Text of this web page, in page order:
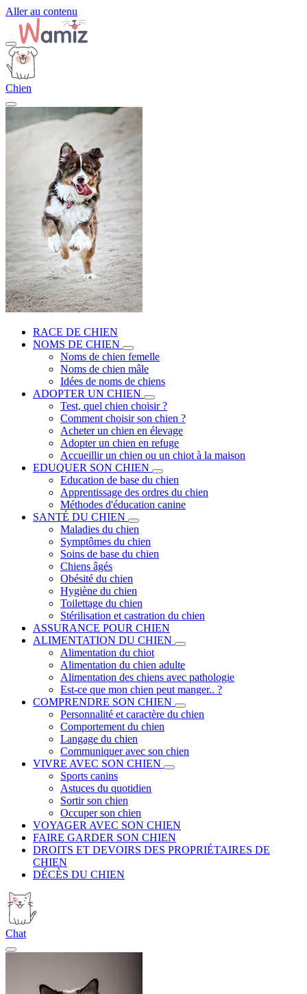
Aller au contenu
Chien
RACE DE CHIEN
NOMS DE CHIEN
Noms de chien femelle
Noms de chien mâle
Idées de noms de chiens
ADOPTER UN CHIEN
Test, quel chien choisir ?
Comment choisir son chien ?
Acheter un chien en élevage
Adopter un chien en refuge
Accueillir un chien ou un chiot à la maison
EDUQUER SON CHIEN
Education de base du chien
Apprentissage des ordres du chien
Méthodes d'éducation canine
SANTÉ DU CHIEN
Maladies du chien
Symptômes du chien
Soins de base du chien
Chiens âgés
Obésité du chien
Hygiène du chien
Toilettage du chien
Stérilisation et castration du chien
ASSURANCE POUR CHIEN
ALIMENTATION DU CHIEN
Alimentation du chiot
Alimentation du chien adulte
Alimentation des chiens avec pathologie
Est-ce que mon chien peut manger.. ?
COMPRENDRE SON CHIEN
Personnalité et caractère du chien
Comportement du chien
Langage du chien
Communiquer avec son chien
VIVRE AVEC SON CHIEN
Sports canins
Astuces du quotidien
Sortir son chien
Occuper son chien
VOYAGER AVEC SON CHIEN
FAIRE GARDER SON CHIEN
DROITS ET DEVOIRS DES PROPRIÉTAIRES DE
CHIEN
DÉCÈS DU CHIEN
Chat